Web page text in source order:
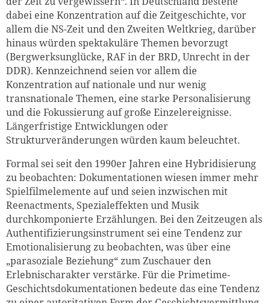
dabei eine Konzentration auf die Zeitgeschichte, vor
allem die NS-Zeit und den Zweiten Weltkrieg, darüber
hinaus würden spektakuläre Themen bevorzugt
(Bergwerksunglücke, RAF in der BRD, Unrecht in der
DDR). Kennzeichnend seien vor allem die
Konzentration auf nationale und nur wenig
transnationale Themen, eine starke Personalisierung
und die Fokussierung auf große Einzelereignisse.
Längerfristige Entwicklungen oder
Strukturveränderungen würden kaum beleuchtet.
Formal sei seit den 1990er Jahren eine Hybridisierung
zu beobachten: Dokumentationen wiesen immer mehr
Spielfilmelemente auf und seien inzwischen mit
Reenactments, Spezialeffekten und Musik
durchkomponierte Erzählungen. Bei den Zeitzeugen als
Authentifizierungsinstrument sei eine Tendenz zur
Emotionalisierung zu beobachten, was über eine
„parasoziale Beziehung“ zum Zuschauer den
Erlebnischarakter verstärke. Für die Primetime-
Geschichtsdokumentationen bedeute das eine Tendenz
weiter lesen Zum Warenkorb